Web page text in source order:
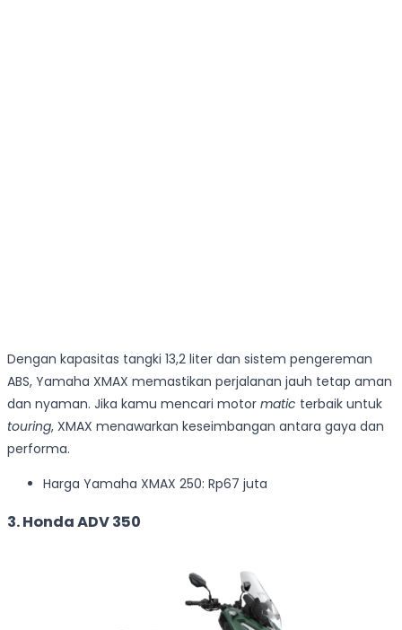
Dengan kapasitas tangki 13,2 liter dan sistem pengereman
ABS, Yamaha XMAX memastikan perjalanan jauh tetap aman
dan nyaman. Jika kamu mencari motor matic terbaik untuk
touring, XMAX menawarkan keseimbangan antara gaya dan
performa.
Harga Yamaha XMAX 250: Rp67 juta
3. Honda ADV 350